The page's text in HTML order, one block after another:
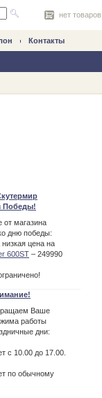
нет товаров
Контакты
Победы!
от магазина
дню победы:
цена на
600ST – 249990
Ваше
работы
дни:
с 10.00 до 17.00.
по обычному